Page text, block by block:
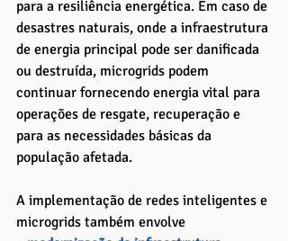
para a resiliência energética. Em caso de
desastres naturais, onde a infraestrutura
de energia principal pode ser danificada
ou destruída, microgrids podem
continuar fornecendo energia vital para
operações de resgate, recuperação e
para as necessidades básicas da
população afetada.
A implementação de redes inteligentes e
microgrids também envolve